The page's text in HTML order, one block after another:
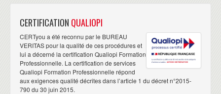
CERTIFICATION QUALIOPI
CERTyou a été reconnu par le BUREAU
VERITAS pour la qualité de ces procédures et
lui a décerné la certification Qualiopi Formation
Professionnelle. La certification de services
Qualiopi Formation Professionnelle répond
aux exigences qualité décrites dans l’article 1 du décret n°2015-
790 du 30 juin 2015.